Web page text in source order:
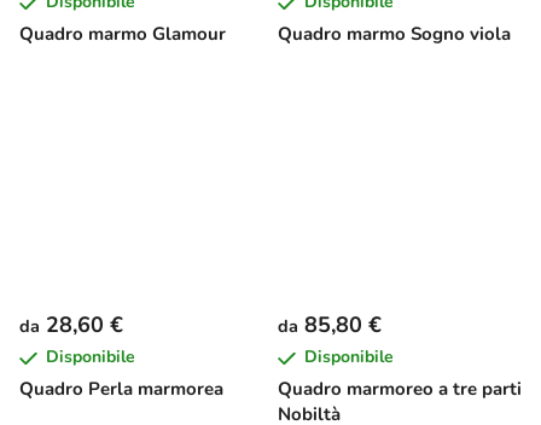
Quadro marmo Glamour Quadro marmo Sogno viola
Quadro Perla marmorea
da 28,60 €
Disponibile
Quadro marmoreo a tre parti
Nobiltà
da 85,80 €
Disponibile